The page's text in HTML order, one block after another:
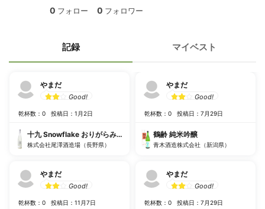
0 フォロー 0 フォロワー
記録 マイベスト
やまだ
Good!
乾杯数：0 投稿日：1月2日
十九 Snowflake おりがらみ純米生原酒
株式会社尾澤酒造場（長野県）
やまだ
Good!
乾杯数：0 投稿日：11月7日
やまだ
Good!
乾杯数：0 投稿日：7月29日
鶴齢 純米吟醸
青木酒造株式会社（新潟県）
やまだ
Good!
乾杯数：0 投稿日：7月29日